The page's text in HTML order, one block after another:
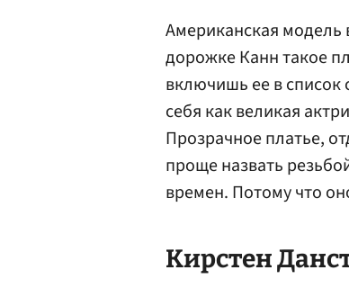
Американская модель
дорожке Канн такое
включишь ее в список
себя как великая
Прозрачное платье,
проще назвать
времен. Потому что
Кирстен